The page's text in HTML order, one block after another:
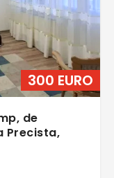
300 EURO
de
Precista,